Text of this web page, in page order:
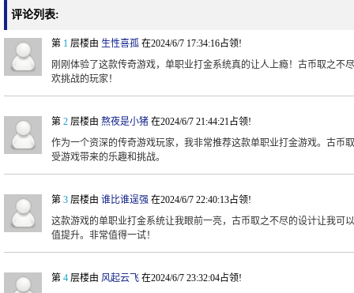
评论列表:
第 1 层楼由 生性喜孤 在2024/6/7 17:34:16占领!
刚刚体验了这款传奇游戏，单职业打金系统真的让人上瘾！古币取之不
欢挑战的玩家！
第 2 层楼由 熬夜是小猪 在2024/6/7 21:44:21占领!
作为一个资深的传奇游戏玩家，我非常推荐这款单职业打金游戏。古币
受游戏带来的乐趣和挑战。
第 3 层楼由 谁比谁逞强 在2024/6/7 22:40:13占领!
这款游戏的单职业打金系统让我眼前一亮，古币取之不尽的设计让我可
值提升。非常值得一试！
第 4 层楼由 风起云飞 在2024/6/7 23:32:04占领!